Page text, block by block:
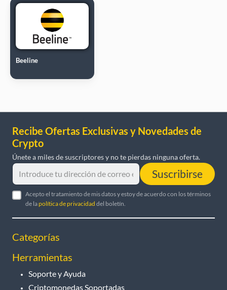
Beeline
Recibe Ofertas Exclusivas y Novedades de
Crypto
Únete a miles de suscriptores y no te pierdas ninguna oferta.
Suscribirse
Acepto el tratamiento de mis datos y estoy de acuerdo con los términos
de lapolítica de privacidad del boletín.
Categorías
Herramientas
Soporte y Ayuda
Criptomonedas Soportadas